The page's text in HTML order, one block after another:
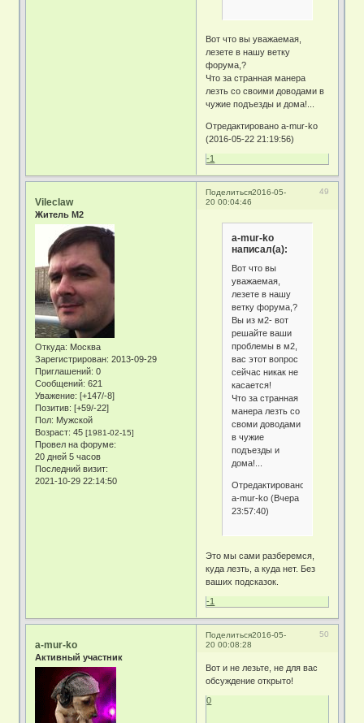
Вот что вы уважаемая,
лезете в нашу ветку
форума,?
Что за странная манера
лезть со своими доводами в
чужие подъезды и дома!...
Отредактировано a-mur-ko
(2016-05-22 21:19:56)
-1
Поделиться 49
2016-05-
20 00:04:46
Vileclaw
Житель М2
Откуда: Москва
Зарегистрирован: 2013-09-29
Приглашений: 0
Сообщений: 621
Уважение: [+147/-8]
Позитив: [+59/-22]
Пол: Мужской
Возраст: 45[1981-02-15]
Провел на форуме:
20 дней 5 часов
Последний визит:
2021-10-29 22:14:50
a-mur-ko
написал(а):
Вот что вы
уважаемая,
лезете в нашу
ветку форума,?
Вы из м2- вот
решайте ваши
проблемы в м2,
вас этот вопрос
сейчас никак не
касается!
Что за странная
манера лезть со
своми доводами
в чужие
подъезды и
дома!...
Отредактировано
a-mur-ko (Вчера
23:57:40)
Это мы сами разберемся,
куда лезть, а куда нет. Без
ваших подсказок.
-1
Поделиться 50
2016-05-
20 00:08:28
a-mur-ko
Активный участник
Вот и не лезьте, не для вас
обсуждение открыто!
0